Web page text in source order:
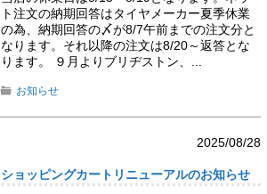
ト注文の納期回答はタイヤメーカー夏季休業
の為、納期回答の〆が8/7午前までの注文分と
なります。それ以降の注文は8/20～返答とな
ります。 ９月よりブリヂストン、...
お知らせ
2025/08/28
ショッピングカートリニューアルのお知らせ